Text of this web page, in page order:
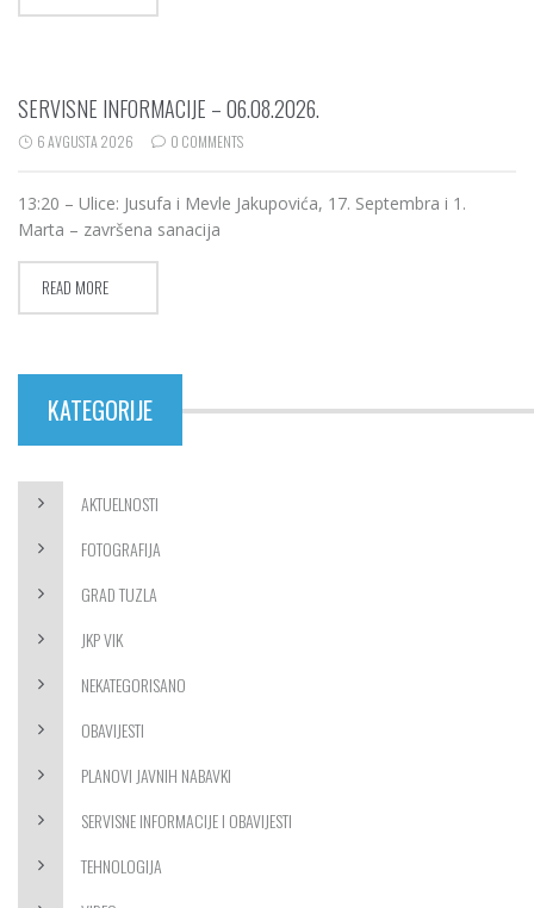
SERVISNE INFORMACIJE – 06.08.2026.
6 AVGUSTA 2026 0 COMMENTS
13:20 – Ulice: Jusufa i Mevle Jakupovića, 17. Septembra i 1.
Marta – završena sanacija
READ MORE
KATEGORIJE
AKTUELNOSTI
FOTOGRAFIJA
GRAD TUZLA
JKP VIK
NEKATEGORISANO
OBAVIJESTI
PLANOVI JAVNIH NABAVKI
SERVISNE INFORMACIJE I OBAVIJESTI
TEHNOLOGIJA